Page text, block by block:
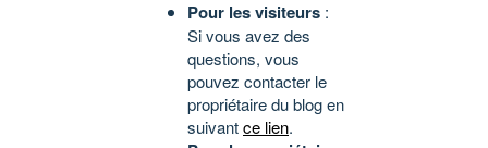
Pour les visiteurs :
Si vous avez des
questions, vous
pouvez contacter le
propriétaire du blog en
suivantce lien.